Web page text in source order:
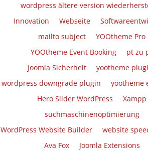
wordpress ältere version
Innovation
Webseite
mailto subject
YOOtheme Pro
YOOtheme Event Booking
pt zu
Joomla Sicherheit
yootheme
wordpress downgrade plugin
yootheme
Hero Slider WordPress
Xampp
suchmaschinenoptimierung
WordPress Website Builder
website
Ava Fox
Joomla Extensions